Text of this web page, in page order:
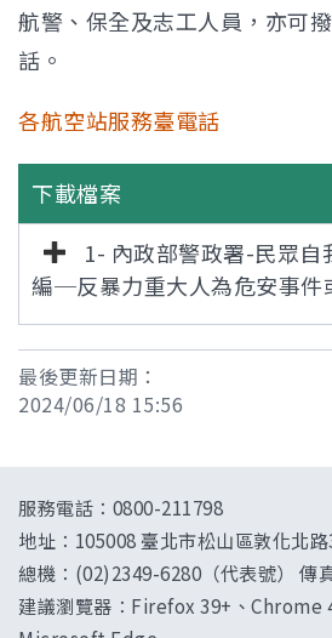
航警、保全及志工人員，亦可
話。
各航空站服務臺電話
下載檔案
1- 內政部警政署-民眾自
編─反暴力重大人為危安事件
最後更新日期：
2024/06/18 15:56
服務電話：0800-211798
地址： 105008 臺北市松山區敦化北
總機：(02)2349-6280（代表號） 傳
建議瀏覽器：Firefox 39+、Chrome